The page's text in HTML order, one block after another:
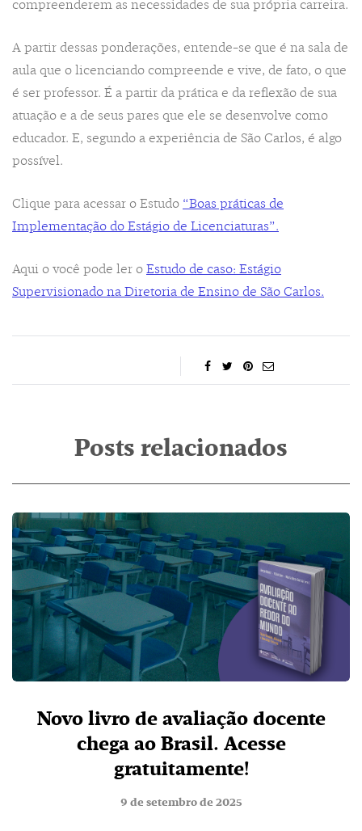
compreenderem as necessidades de sua própria carreira.
A partir dessas ponderações, entende-se que é na sala de
aula que o licenciando compreende e vive, de fato, o que
é ser professor. É a partir da prática e da reflexão de sua
atuação e a de seus pares que ele se desenvolve como
educador. E, segundo a experiência de São Carlos, é algo
possível.
Clique para acessar o Estudo “Boas práticas de
Implementação do Estágio de Licenciaturas”.
Aqui o você pode ler o Estudo de caso: Estágio
Supervisionado na Diretoria de Ensino de São Carlos.
Posts relacionados
Novo livro de avaliação docente
chega ao Brasil. Acesse
gratuitamente!
9 de setembro de 2025